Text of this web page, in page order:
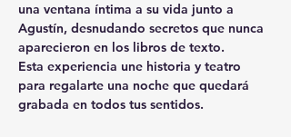
una ventana íntima a su vida junto a
Agustín, desnudando secretos que nunca
aparecieron en los libros de texto.
Esta experiencia une historia y teatro
para regalarte una noche que quedará
grabada en todos tus sentidos.